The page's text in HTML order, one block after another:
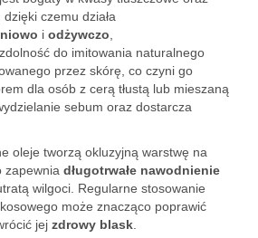
czemu działa
i odżywczo
do imitowania naturalnego
przez skórę, co czyni go
dla osób z cerą tłustą lub mieszaną
sebum oraz dostarcza
oleje tworzą okluzyjną warstwę na
zapewnia długotrwałe nawodnienie
wilgoci. Regularne stosowanie
może znacząco poprawić
jej zdrowy blask